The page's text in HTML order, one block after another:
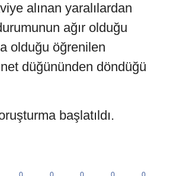
alınan yaralılardan
ağır olduğu
olduğu öğrenilen
düğününden döndüğü
başlatıldı.